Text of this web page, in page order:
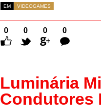
EM VIDEOGAMES
0 0 0
0
Luminária
Condutores